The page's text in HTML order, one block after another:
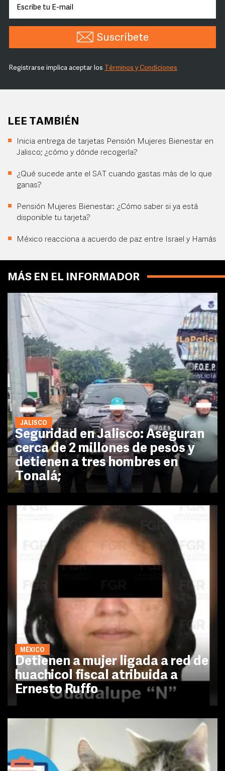
Suscríbete
Registrarse implica aceptar los Términos y Condiciones
LEE TAMBIÉN
Inicia entrega de tarjetas Pensión Mujeres Bienestar en
Jalisco; ¿cómo y dónde recogerla?
¿Qué sucede ante el SAT cuando gastas más de lo que
ganas?
Pensión Mujeres Bienestar: ¿Cómo saber si ya está
disponible tu tarjeta?
México reacciona a acuerdo de paz entre Israel y Hamás
MÁS EN EL INFORMADOR
JALISCO
Seguridad en Jalisco: Aseguran
cerca de 2 millones de pesos y
detienen a tres hombres en
Tonalá;
MÉXICO
Detienen a mujer ligada a red de
huachicol fiscal atribuida a
Ernesto Ruffo